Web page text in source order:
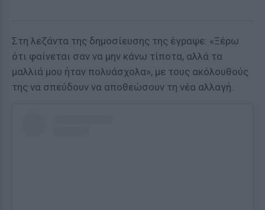
Στη λεζάντα της δημοσίευσης της έγραψε: «Ξέρω
ότι φαίνεται σαν να μην κάνω τίποτα, αλλά τα
μαλλιά μου ήταν πολυάσχολα», με τους ακόλουθούς
της να σπεύδουν να αποθεώσουν τη νέα αλλαγή.